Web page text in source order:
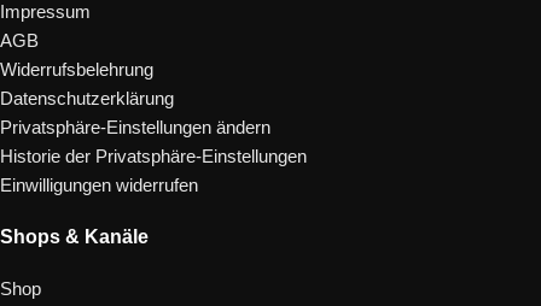
Impressum
AGB
Widerrufsbelehrung
Datenschutzerklärung
Privatsphäre-Einstellungen ändern
Historie der Privatsphäre-Einstellungen
Einwilligungen widerrufen
Shops & Kanäle
Shop